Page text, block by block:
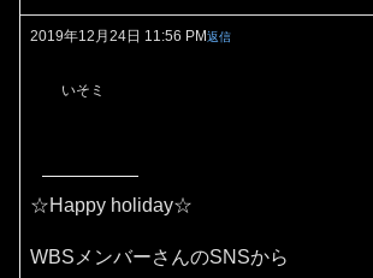
2019年12月24日 11:56 PM返信
いそミ
☆Happy holiday☆
WBSメンバーさんのSNSから